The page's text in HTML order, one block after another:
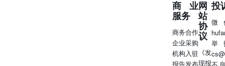
商业
服务
商务合作
企业采购
机构入驻
报告发布
网
站
协
议
《发
现报
投
微
举